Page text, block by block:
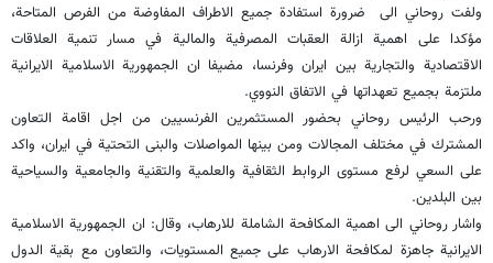
ولفت روحاني الى ضرورة استفادة جميع الاطراف المفاوضة من الفرص المتاحة،
مؤكدا على اهمية ازالة العقبات المصرفية والمالية في مسار تنمية العلاقات
الاقتصادية والتجارية بين ايران وفرنسا، مضيفا ان الجمهورية الاسلامية الايرانية
ملتزمة بجميع تعهداتها في الاتفاق النووي.
ورحب الرئيس روحاني بحضور المستثمرين الفرنسيين من اجل اقامة التعاون
المشترك في مختلف المجالات ومن بينها المواصلات والبنى التحتية في ايران، واكد
على السعي لرفع مستوى الروابط الثقافية والعلمية والتقنية والجامعية والسياحية
بين البلدين.
واشار روحاني الى اهمية المكافحة الشاملة للارهاب، وقال: ان الجمهورية الاسلامية
الايرانية جاهزة لمكافحة الارهاب على جميع المستويات، والتعاون مع بقية الدول